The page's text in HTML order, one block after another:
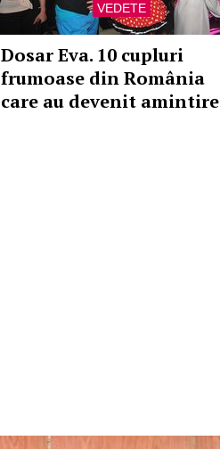
VEDETE
Dosar Eva. 10 cupluri
frumoase din România
care au devenit amintire